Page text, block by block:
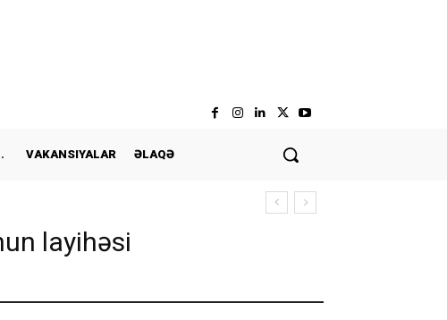
VAKANSIYALAR ƏLAQƏ
layihəsi